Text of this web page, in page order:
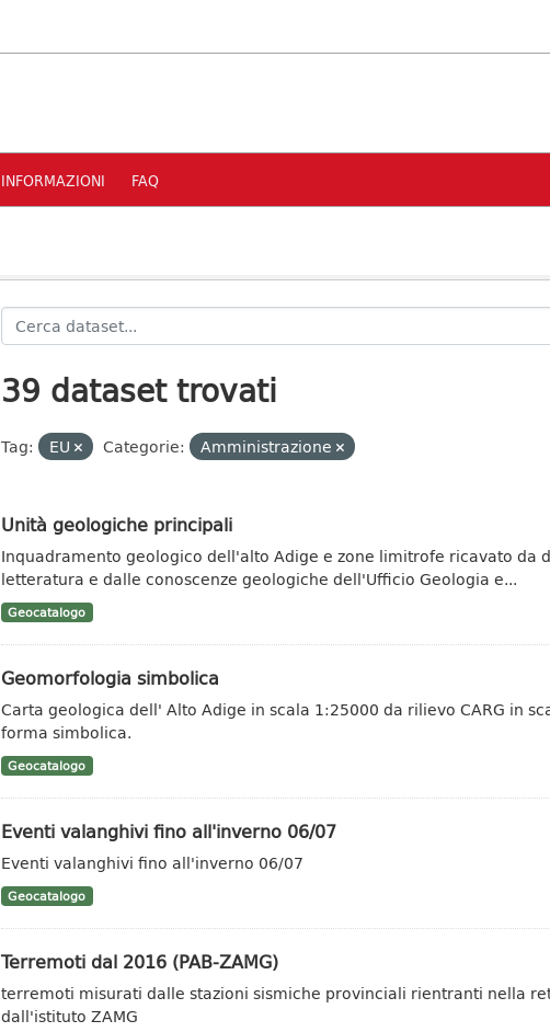
INFORMAZIONI FAQ
39 dataset trovati
Tag: EU Categorie: Amministrazione
Unità geologiche principali
Inquadramento geologico dell'alto Adige e zone limitrofe ricavato da
letteratura e dalle conoscenze geologiche dell'Ufficio Geologia e...
Geocatalogo
Geomorfologia simbolica
Carta geologica dell' Alto Adige in scala 1:25000 da rilievo CARG in
forma simbolica.
Geocatalogo
Eventi valanghivi fino all'inverno 06/07
Eventi valanghivi fino all'inverno 06/07
Geocatalogo
Terremoti dal 2016 (PAB-ZAMG)
terremoti misurati dalle stazioni sismiche provinciali rientranti nella
dall'istituto ZAMG